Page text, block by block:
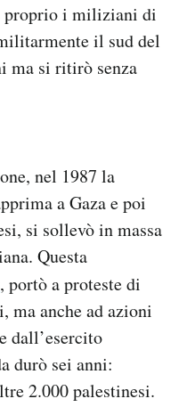
proprio i miliziani di
il sud del
ma si ritirò senza
nel 1987 la
a Gaza e poi
si sollevò in massa
Questa
, portò a proteste di
ma anche ad azioni
dall’esercito
durò sei anni:
2.000 palestinesi.